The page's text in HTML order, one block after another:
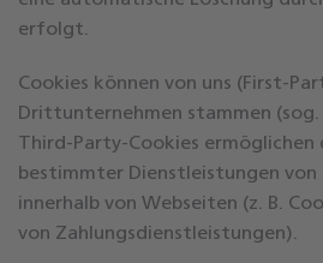
erfolgt.
Cookies können von uns (First-
Drittunternehmen stammen
Third-Party-Cookies ermöglichen
bestimmter Dienstleistungen
innerhalb von Webseiten (z. B.
von Zahlungsdienstleistungen).